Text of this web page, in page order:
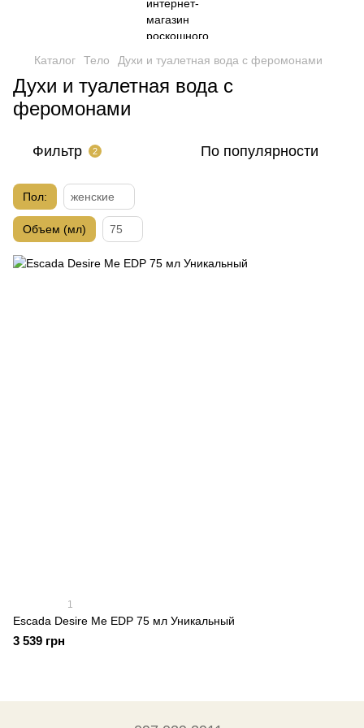
Каталог Тело Духи и туалетная вода с феромонами
Духи и туалетная вода с
феромонами
Фильтр 2 По популярности
Пол: женские
Объем (мл) 75
1
Escada Desire Me EDP 75 мл Уникальный
3 539 грн